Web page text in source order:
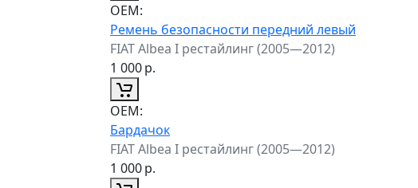
ОЕМ:
Ремень безопасности передний левый
FIAT Albea I рестайлинг (2005—2012)
1 000р.
ОЕМ:
Бардачок
FIAT Albea I рестайлинг (2005—2012)
1 000р.